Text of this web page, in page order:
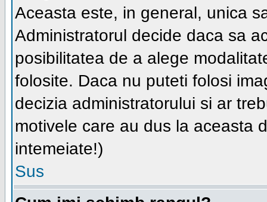
Aceasta este, in general, unica
Administratorul decide daca sa
posibilitatea de a alege
folosite. Daca nu puteti folosi
decizia administratorului si ar
motivele care au dus la aceasta
intemeiate!)
Sus